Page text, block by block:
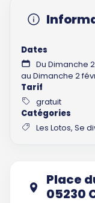
Dates
Du Dimanche
au Dimanche 2
Tarif
gratuit
Catégories
Les Lotos, Se
Place
05230